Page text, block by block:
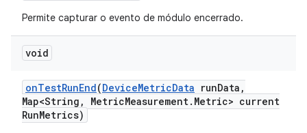
Permite capturar o evento de módulo encerrado.
void
onTestRunEnd(DeviceMetricData runData ,
Map<String , MetricMeasurement. Metric> current
RunMetrics)